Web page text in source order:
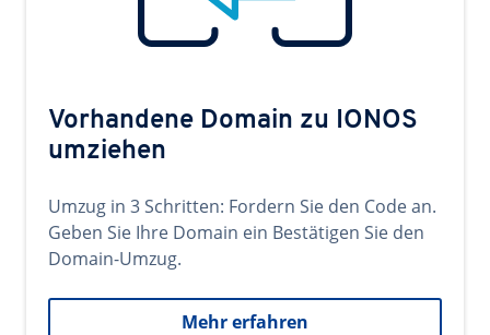
Vorhandene Domain zu IONOS
umziehen
Umzug in 3 Schritten: Fordern Sie den Code an.
Geben Sie Ihre Domain ein Bestätigen Sie den
Domain-Umzug.
Mehr erfahren